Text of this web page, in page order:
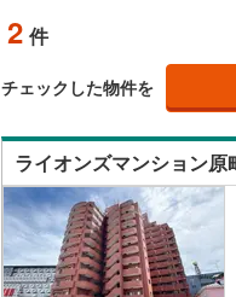
2 件
チェックした物件を
ライオンズマンション原
該当物件0件
該当物件0件
該当物件0件
該当物件0件
該当物件0件
該当物件0件